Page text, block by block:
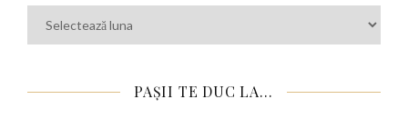
PAȘII TE DUC LA…